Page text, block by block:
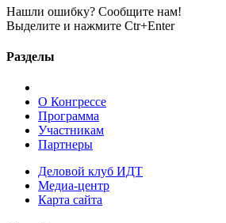
Нашли ошибку? Сообщите нам!
Выделите и нажмите Ctr+Enter
Разделы
О Конгрессе
Программа
Участникам
Партнеры
Деловой клуб ИДТ
Медиа-центр
Карта сайта